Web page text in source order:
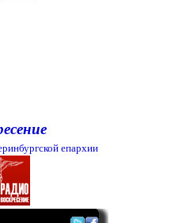
епархии